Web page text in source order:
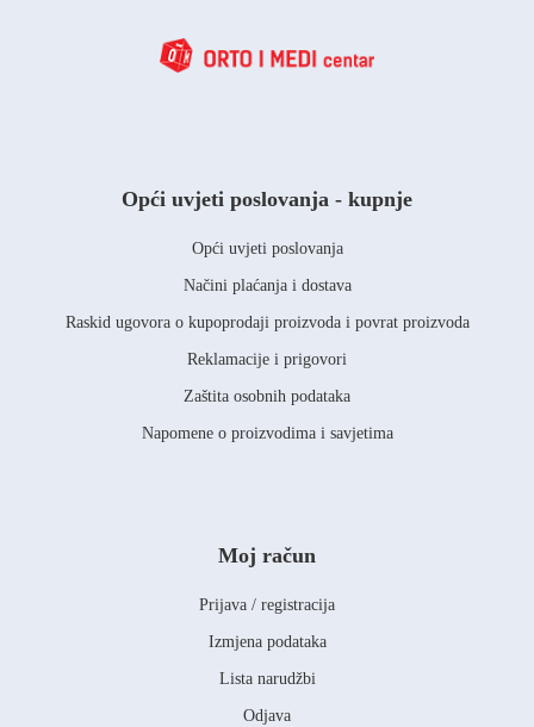
Opći uvjeti poslovanja - kupnje
Opći uvjeti poslovanja
Načini plaćanja i dostava
Raskid ugovora o kupoprodaji proizvoda i povrat proizvoda
Reklamacije i prigovori
Zaštita osobnih podataka
Napomene o proizvodima i savjetima
Moj račun
Prijava / registracija
Izmjena podataka
Lista narudžbi
Odjava